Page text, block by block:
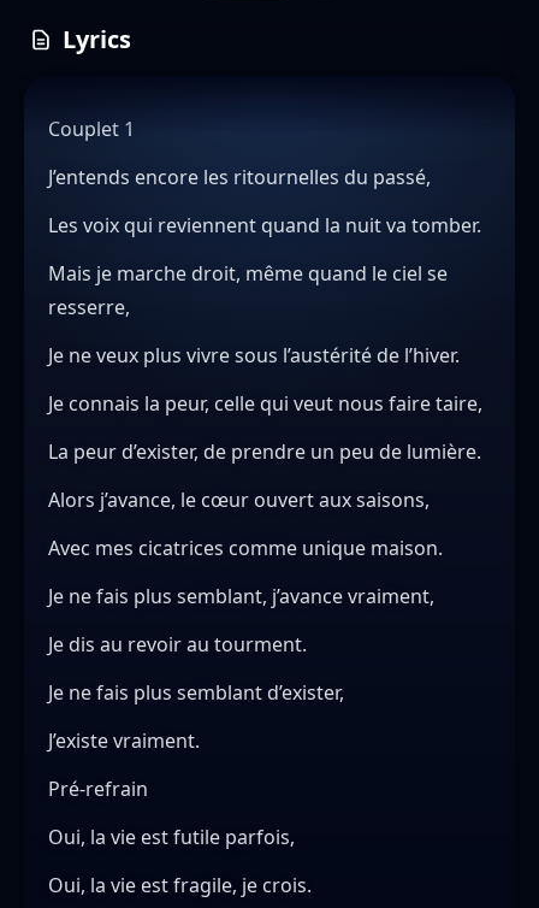
fragility. Lyrics evoke memories of the past, rebuilding
oneself brick by brick, turning pain into compost for roses
and memorable chorus with strong sing-along potential.
warm analog feel, spacious mix, emotional bridge, anthemic
liberating. Tempo 98 BPM. Key: G major. Experimental Hip-
Lyrics
Couplet 1
J’entends encore les ritournelles du passé,
Les voix qui reviennent quand la nuit va tomber.
Mais je marche droit, même quand le ciel se
resserre,
Je ne veux plus vivre sous l’austérité de l’hiver.
Je connais la peur, celle qui veut nous faire taire,
La peur d’exister, de prendre un peu de lumière.
Alors j’avance, le cœur ouvert aux saisons,
Avec mes cicatrices comme unique maison.
Je ne fais plus semblant, j’avance vraiment,
Je dis au revoir au tourment.
Je ne fais plus semblant d’exister,
J’existe vraiment.
Pré-refrain
Oui, la vie est futile parfois,
Oui, la vie est fragile, je crois.